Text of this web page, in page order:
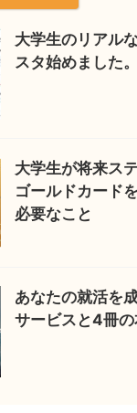
大学生のリアル
スタ始めました。
大学生が将来ス
ゴールドカード
必要なこと
あなたの就活を
サービスと4冊